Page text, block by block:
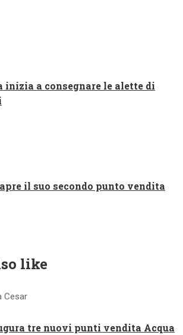
inizia a consegnare le alette di
il suo secondo punto vendita
like
tre nuovi punti vendita Acqua